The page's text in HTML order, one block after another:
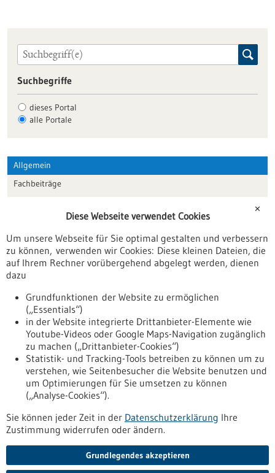
Suchbegriffe
dieses Portal
alle Portale
Allgemein
Fachbeiträge
Veranstaltungen
Erscheinungsdatum
Nach oben
Informiert bleiben
Newsletter abonnieren
✕
Diese Webseite verwendet Cookies
Um unsere Webseite für Sie optimal gestalten und verbessern
zu können, verwenden wir Cookies: Diese kleinen Dateien, die
auf Ihrem Rechner vorübergehend abgelegt werden, dienen
dazu
Grundfunktionen der Website zu ermöglichen
(„Essentials“)
in der Website integrierte Drittanbieter-Elemente wie
Youtube-Videos oder Google Maps-Navigation zugänglich
zu machen („Drittanbieter-Cookies“)
Statistik- und Tracking-Tools betreiben zu können um zu
verstehen, wie Seitenbesucher die Website benutzen und
um Optimierungen für Sie umsetzen zu können
(„Analyse-Cookies“).
Sie können jeder Zeit in der Datenschutzerklärung Ihre
Zustimmung widerrufen oder ändern.
Grundlegendes akzeptieren